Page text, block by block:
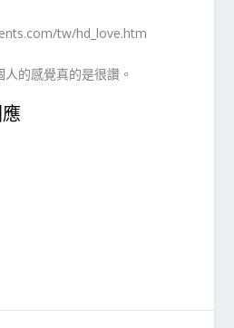
tw/hd_love.htm
的感覺真的是很讚。